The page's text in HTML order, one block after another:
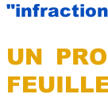
UN